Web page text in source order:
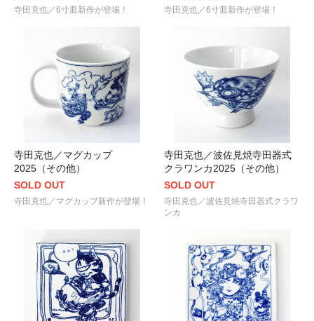
寺田克也／6寸皿新作が登場！ 寺田克也／6寸皿新作が登場！
寺田克也／マグカップ
2025（その他）
SOLD OUT
寺田克也／マグカップ新作が登場！
寺田克也／波佐見焼寺田器式
クラワンカ2025（その他）
SOLD OUT
寺田克也／波佐見焼寺田器式クラワ
ンカ